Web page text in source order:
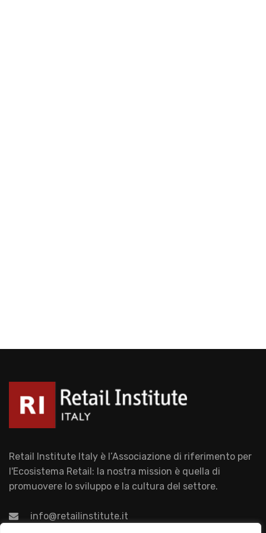
Retail Institute Italy è l’Associazione di riferimento per
l'Ecosistema Retail: la nostra mission è quella di
promuovere lo sviluppo e la cultura del settore.
info@retailinstitute.it